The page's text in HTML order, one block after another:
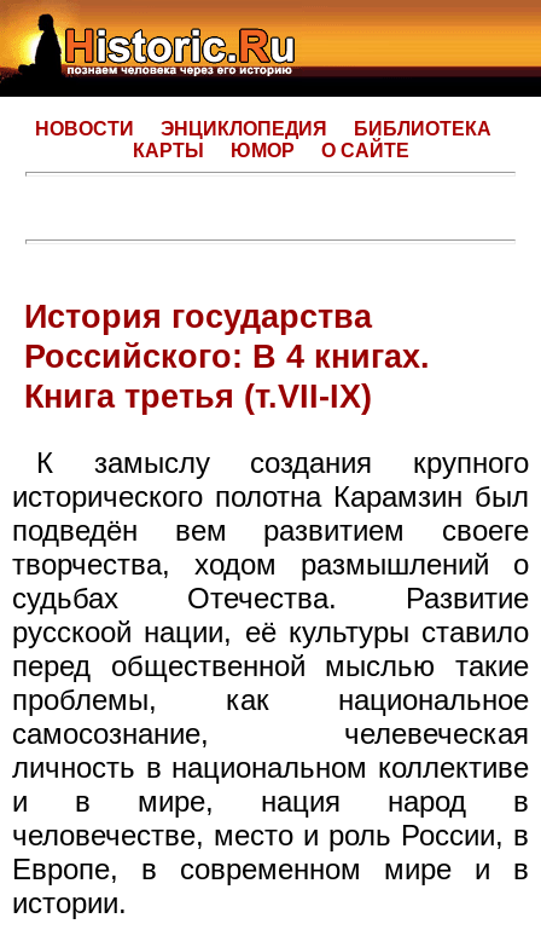
НОВОСТИ ЭНЦИКЛОПЕДИЯ
БИБЛИОТЕКА
КАРТЫ
ЮМОР О САЙТЕ
История государства
Российского: В 4 книгах.
Книга третья (т.VII-IX)
К замыслу создания крупного
исторического полотна Карамзин был
подведён вем развитием своеге
творчества, ходом размышлений о
судьбах Отечества. Развитие
русскоой нации, её культуры ставило
перед общественной мыслью такие
проблемы, как национальное
самосознание, челевеческая
личность в национальном коллективе
и в мире, нация народ в
человечестве, место и роль России, в
Европе, в современном мире и в
истории.